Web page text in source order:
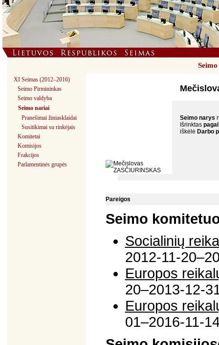
XI Seimas (2012–2016)
Seimo Pirmininkas
Seimo valdyba
Seimo nariai
Pranešimai žiniasklaidai
Susitikimai su rinkėjais
Komitetai
Komisijos
Frakcijos
Parlamentinės grupės
Seimo narys
Išrinktas
iškėlė Darbo
Pareigos
Seimo
Socialinių
2012-11-
Europos
20–2013-12-
Europos
01–2016-11-